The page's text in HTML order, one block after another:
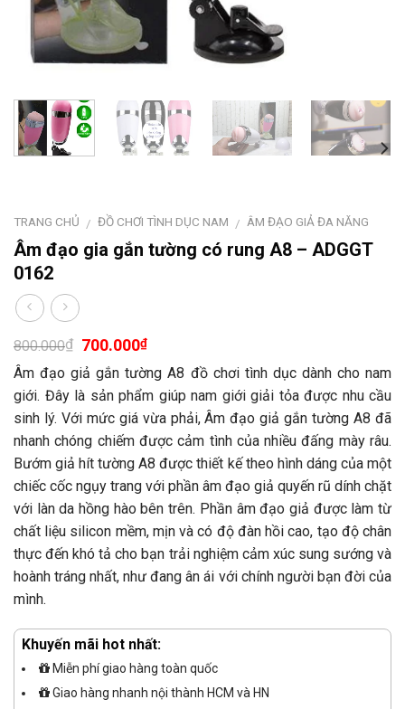
TRANG CHỦ / ĐỒ CHƠI TÌNH DỤC NAM / ÂM ĐẠO GIẢ ĐA NĂNG
Âm đạo gia gắn tường có rung A8 – ADGGT
0162
800.000₫ 700.000₫
Âm đạo giả gắn tường A8 đồ chơi tình dục dành cho nam
giới. Đây là sản phẩm giúp nam giới giải tỏa được nhu cầu
sinh lý. Với mức giá vừa phải, Âm đạo giả gắn tường A8 đã
nhanh chóng chiếm được cảm tình của nhiều đấng mày râu.
Bướm giả hít tường A8 được thiết kế theo hình dáng của một
chiếc cốc ngụy trang với phần âm đạo giả quyến rũ dính chặt
với làn da hồng hào bên trên. Phần âm đạo giả được làm từ
chất liệu silicon mềm, mịn và có độ đàn hồi cao, tạo độ chân
thực đến khó tả cho bạn trải nghiệm cảm xúc sung sướng và
hoành tráng nhất, như đang ân ái với chính người bạn đời của
mình.
Khuyến mãi hot nhất:
Miễn phí giao hàng toàn quốc
Giao hàng nhanh nội thành HCM và HN